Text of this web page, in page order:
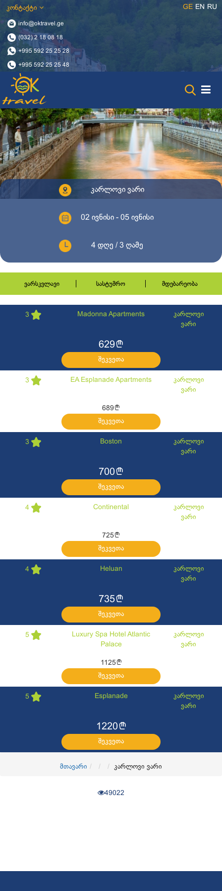
კონტაქტი
info@oktravel.ge
(032) 2 18 08 18
+995 592 25 25 28
+995 592 25 25 48
GE EN RU
კარლოვი ვარი
02 ივნისი - 05 ივნისი
4 დღე / 3 ღამე
ვარსკვლავი სასტუმრო მდებარეობა
3 Madonna Apartments
კარლოვი
ვარი
629l
შეკვეთა
3 EA Esplanade Apartments
კარლოვი
ვარი
689l
შეკვეთა
3 Boston
კარლოვი
ვარი
700l
შეკვეთა
4 Continental
კარლოვი
ვარი
725l
შეკვეთა
4 Heluan
კარლოვი
ვარი
735l
შეკვეთა
5
Luxury Spa Hotel Atlantic
Palace
კარლოვი
ვარი
1125l
შეკვეთა
5 Esplanade
კარლოვი
ვარი
1220l
შეკვეთა
მთავარი კარლოვი ვარი
49022